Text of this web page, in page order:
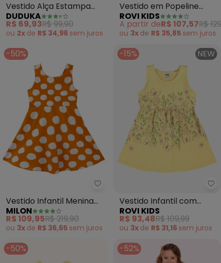
Vestido Alça Estampa
Libélula (Amarelo)
DUDUKA
R$ 69,93R$ 99,90
ou 2x de R$ 34,96 sem juros
Vestido em Popeline
(Amarelo)
ROVI KIDS
A partir deR$ 107,57R$
ou 3x de R$ 35,85 sem juros
-50%
Milon - Vestido Infantil Menina
Vestido Infantil Menina
Estampa (Amarelo)
MILON
R$ 109,95R$ 219,90
ou 3x de R$ 36,65 sem juros
-15% NEW
Vestido Infantil com
Estampa Floral
(Amarelo)
ROVI KIDS
R$ 93,48R$ 109,99
ou 3x de R$ 31,16 sem juros
-50% -52%